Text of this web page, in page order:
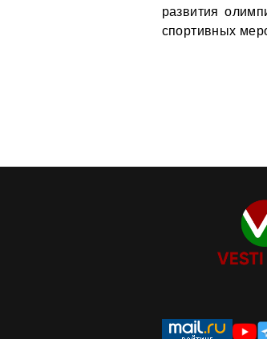
развития
спортивных